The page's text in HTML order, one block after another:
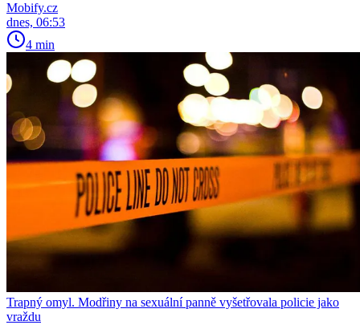
Mobify.cz
dnes, 06:53
4 min
Trapný omyl. Modřiny na sexuální panně vyšetřovala policie jako
vraždu